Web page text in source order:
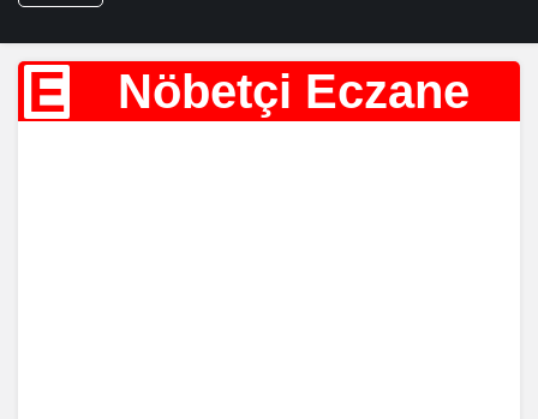
E Nöbetçi Eczane